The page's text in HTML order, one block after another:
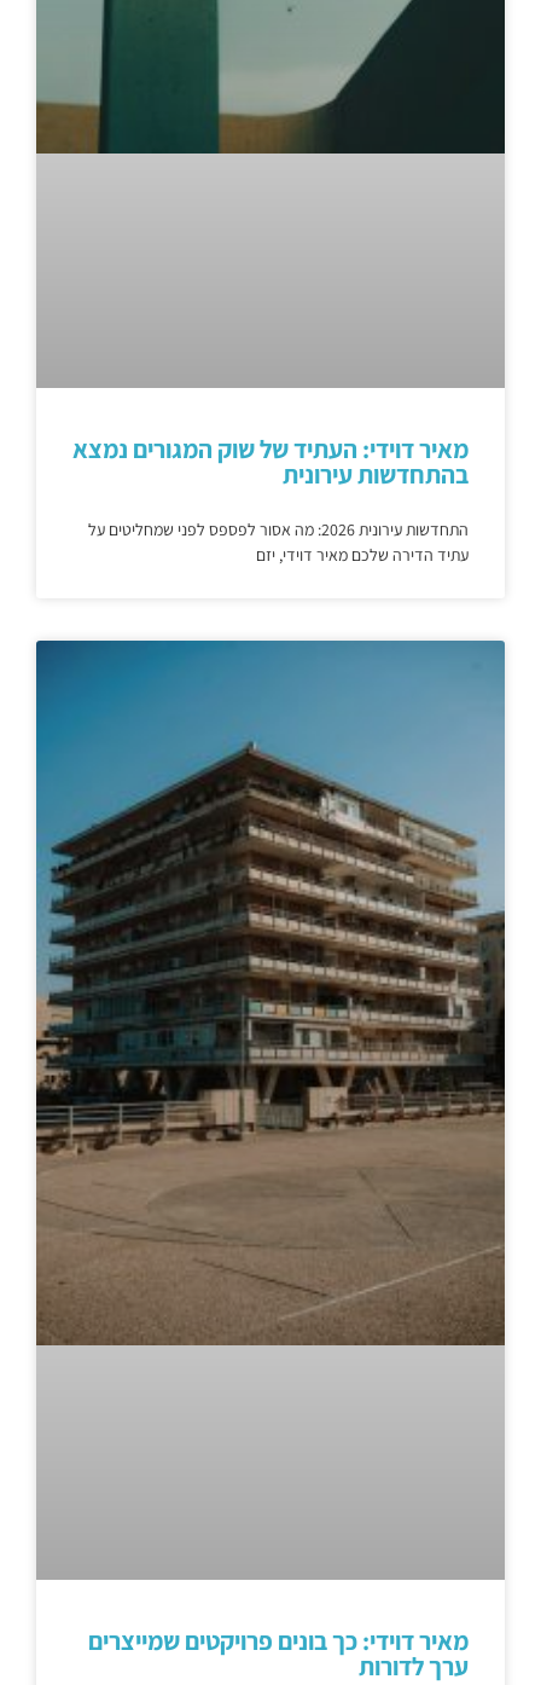
מאיר דוידי: העתיד של שוק המגורים נמצא
בהתחדשות עירונית
התחדשות עירונית 2026: מה אסור לפספס לפני שמחליטים על
עתיד הדירה שלכם מאיר דוידי, יזם
מאיר דוידי: כך בונים פרויקטים שמייצרים
ערך לדורות